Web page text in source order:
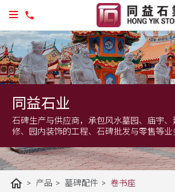
同益石业
石碑生产与供应商，承包风水墓园、庙宇
修、园内装饰的工程、石碑批发与零售等业
home > 产品 > 墓碑配件 > 卷书座